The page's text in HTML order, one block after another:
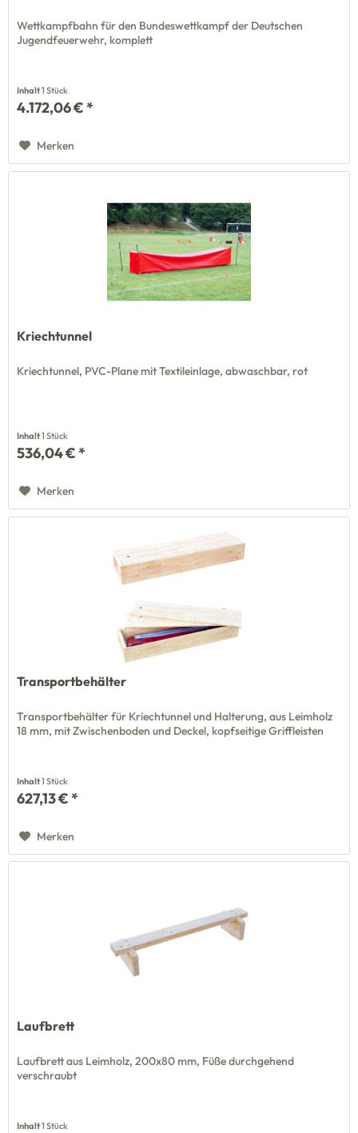
Wettkampfbahn für den Bundeswettkampf der Deutschen
Jugendfeuerwehr, komplett
Inhalt1 Stück
4.172,06 € *
Merken
Kriechtunnel
Kriechtunnel, PVC-Plane mit Textileinlage, abwaschbar, rot
Inhalt1 Stück
536,04 € *
Merken
Transportbehälter
Transportbehälter für Kriechtunnel und Halterung, aus Leimholz
18 mm, mit Zwischenboden und Deckel, kopfseitige Griffleisten
Inhalt1 Stück
627,13 € *
Merken
Laufbrett
Laufbrett aus Leimholz, 200x80 mm, Füße durchgehend
verschraubt
Inhalt1 Stück